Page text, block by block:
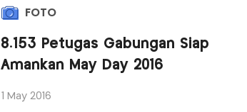
FOTO
8.153 Petugas Gabungan Siap
Amankan May Day 2016
1 May 2016